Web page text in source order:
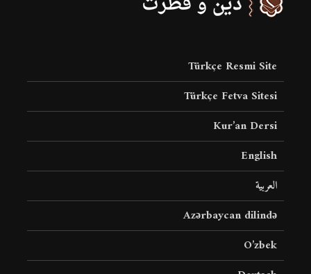
Türkçe Resmi Site
Türkçe Fetva Sitesi
Kur’an Dersi
English
العربية
Azərbaycan dilində
O’zbek